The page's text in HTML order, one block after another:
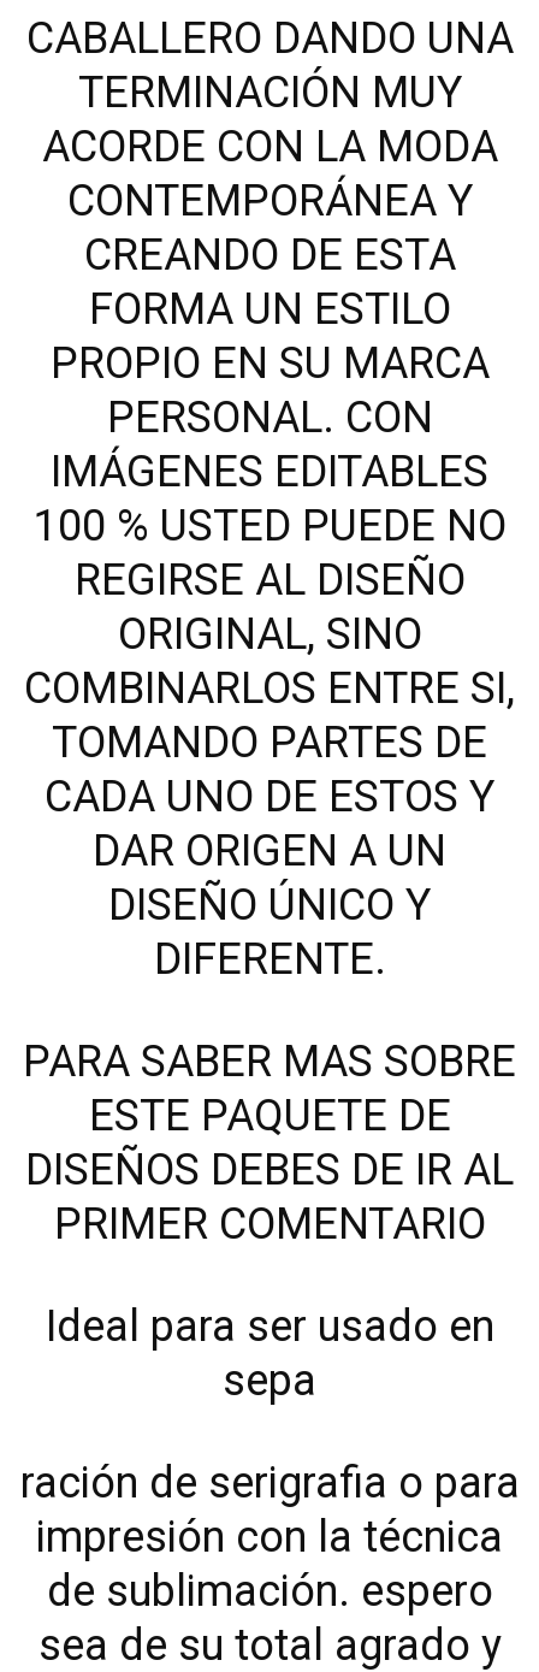
CABALLERO DANDO UNA
TERMINACIÓN MUY
ACORDE CON LA MODA
CONTEMPORÁNEA Y
CREANDO DE ESTA
FORMA UN ESTILO
PROPIO EN SU MARCA
PERSONAL. CON
IMÁGENES EDITABLES
100 % USTED PUEDE NO
REGIRSE AL DISEÑO
ORIGINAL, SINO
COMBINARLOS ENTRE SI,
TOMANDO PARTES DE
CADA UNO DE ESTOS Y
DAR ORIGEN A UN
DISEÑO ÚNICO Y
DIFERENTE.
PARA SABER MAS SOBRE
ESTE PAQUETE DE
DISEÑOS DEBES DE IR AL
PRIMER COMENTARIO
Ideal para ser usado en
sepa
ración de serigrafia o para
impresión con la técnica
de sublimación. espero
sea de su total agrado y